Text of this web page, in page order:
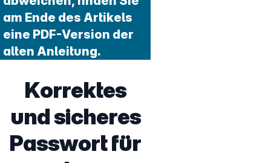
am Ende des Artikels
eine PDF-Version der
alten Anleitung.
Korrektes
und sicheres
Passwort für